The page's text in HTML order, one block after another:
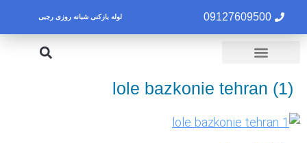
09127609500 لوله بازکنی شبانه روزی رجبی
lole bazkonie tehran (1)